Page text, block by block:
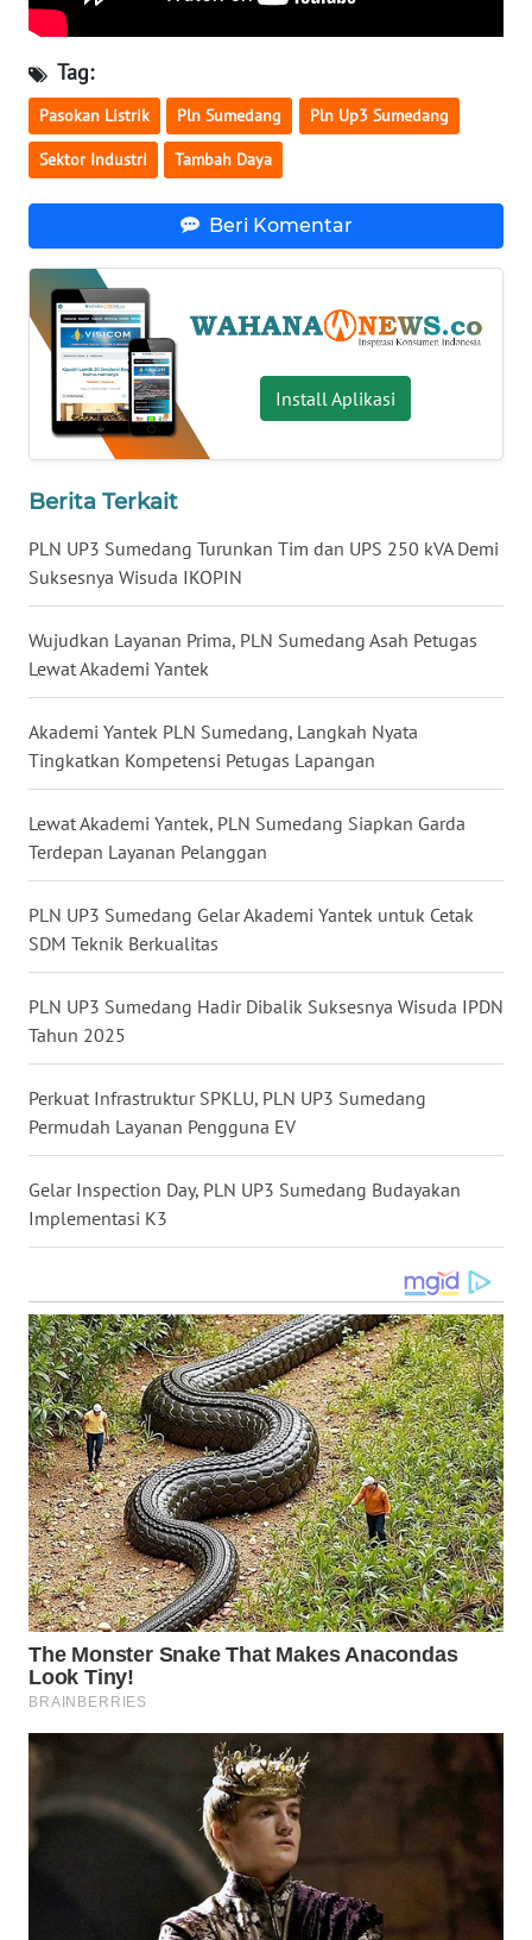
Tag:
Pasokan Listrik Pln Sumedang Pln Up3 Sumedang
Sektor Industri Tambah Daya
Beri Komentar
Install Aplikasi
Berita Terkait
PLN UP3 Sumedang Turunkan Tim dan UPS 250 kVA Demi
Suksesnya Wisuda IKOPIN
Wujudkan Layanan Prima, PLN Sumedang Asah Petugas
Lewat Akademi Yantek
Akademi Yantek PLN Sumedang, Langkah Nyata
Tingkatkan Kompetensi Petugas Lapangan
Lewat Akademi Yantek, PLN Sumedang Siapkan Garda
Terdepan Layanan Pelanggan
PLN UP3 Sumedang Gelar Akademi Yantek untuk Cetak
SDM Teknik Berkualitas
PLN UP3 Sumedang Hadir Dibalik Suksesnya Wisuda IPDN
Tahun 2025
Perkuat Infrastruktur SPKLU, PLN UP3 Sumedang
Permudah Layanan Pengguna EV
Gelar Inspection Day, PLN UP3 Sumedang Budayakan
Implementasi K3
WN
BABEL
WN
SUMBAR
WN
WN
BENGKULU
WN
LAMPUNG
JATENG
WN
NUSANTARA
WN
JOGJA
WN
JATIM
WN
BALI
WN
KALBAR
WN
KALTENG
WN
KALTARA
WN
KALSEL
WN
SULSEL
WN
GORONTALO
WN
SULUT
WN
MALUKU
WN
MALUT
WN
DAIRI